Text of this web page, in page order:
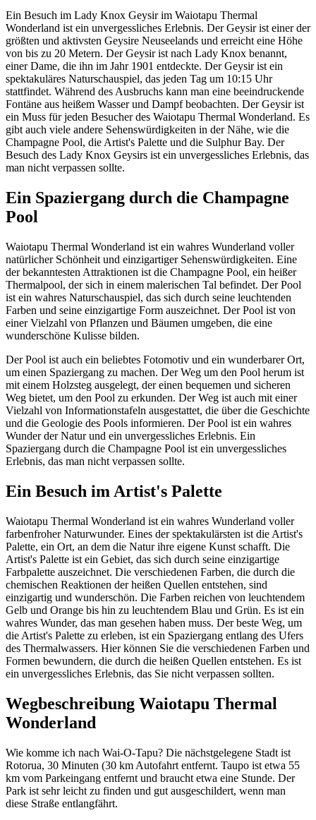
Ein Besuch im Lady Knox Geysir im Waiotapu Thermal
Wonderland ist ein unvergessliches Erlebnis. Der Geysir ist einer der
größten und aktivsten Geysire Neuseelands und erreicht eine Höhe
von bis zu 20 Metern. Der Geysir ist nach Lady Knox benannt,
einer Dame, die ihn im Jahr 1901 entdeckte. Der Geysir ist ein
spektakuläres Naturschauspiel, das jeden Tag um 10:15 Uhr
stattfindet. Während des Ausbruchs kann man eine beeindruckende
Fontäne aus heißem Wasser und Dampf beobachten. Der Geysir ist
ein Muss für jeden Besucher des Waiotapu Thermal Wonderland. Es
gibt auch viele andere Sehenswürdigkeiten in der Nähe, wie die
Champagne Pool, die Artist's Palette und die Sulphur Bay. Der
Besuch des Lady Knox Geysirs ist ein unvergessliches Erlebnis, das
man nicht verpassen sollte.
Ein Spaziergang durch die Champagne
Pool
Waiotapu Thermal Wonderland ist ein wahres Wunderland voller
natürlicher Schönheit und einzigartiger Sehenswürdigkeiten. Eine
der bekanntesten Attraktionen ist die Champagne Pool, ein heißer
Thermalpool, der sich in einem malerischen Tal befindet. Der Pool
ist ein wahres Naturschauspiel, das sich durch seine leuchtenden
Farben und seine einzigartige Form auszeichnet. Der Pool ist von
einer Vielzahl von Pflanzen und Bäumen umgeben, die eine
wunderschöne Kulisse bilden.
Der Pool ist auch ein beliebtes Fotomotiv und ein wunderbarer Ort,
um einen Spaziergang zu machen. Der Weg um den Pool herum ist
mit einem Holzsteg ausgelegt, der einen bequemen und sicheren
Weg bietet, um den Pool zu erkunden. Der Weg ist auch mit einer
Vielzahl von Informationstafeln ausgestattet, die über die Geschichte
und die Geologie des Pools informieren. Der Pool ist ein wahres
Wunder der Natur und ein unvergessliches Erlebnis. Ein
Spaziergang durch die Champagne Pool ist ein unvergessliches
Erlebnis, das man nicht verpassen sollte.
Ein Besuch im Artist's Palette
Waiotapu Thermal Wonderland ist ein wahres Wunderland voller
farbenfroher Naturwunder. Eines der spektakulärsten ist die Artist's
Palette, ein Ort, an dem die Natur ihre eigene Kunst schafft. Die
Artist's Palette ist ein Gebiet, das sich durch seine einzigartige
Farbpalette auszeichnet. Die verschiedenen Farben, die durch die
chemischen Reaktionen der heißen Quellen entstehen, sind
einzigartig und wunderschön. Die Farben reichen von leuchtendem
Gelb und Orange bis hin zu leuchtendem Blau und Grün. Es ist ein
wahres Wunder, das man gesehen haben muss. Der beste Weg, um
die Artist's Palette zu erleben, ist ein Spaziergang entlang des Ufers
des Thermalwassers. Hier können Sie die verschiedenen Farben und
Formen bewundern, die durch die heißen Quellen entstehen. Es ist
ein unvergessliches Erlebnis, das Sie nicht verpassen sollten.
Wegbeschreibung Waiotapu Thermal
Wonderland
Wie komme ich nach Wai-O-Tapu? Die nächstgelegene Stadt ist
Rotorua, 30 Minuten (30 km Autofahrt entfernt. Taupo ist etwa 55
km vom Parkeingang entfernt und braucht etwa eine Stunde. Der
Park ist sehr leicht zu finden und gut ausgeschildert, wenn man
diese Straße entlangfährt.